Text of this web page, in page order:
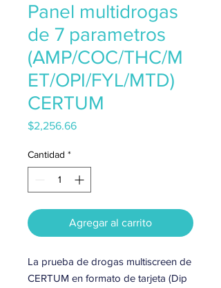
Panel multidrogas
de 7 parametros
(AMP/COC/THC/M
ET/OPI/FYL/MTD)
CERTUM
$2,256.66Precio
Cantidad *
Agregar al carrito
La prueba de drogas multiscreen de
CERTUM en formato de tarjeta (Dip